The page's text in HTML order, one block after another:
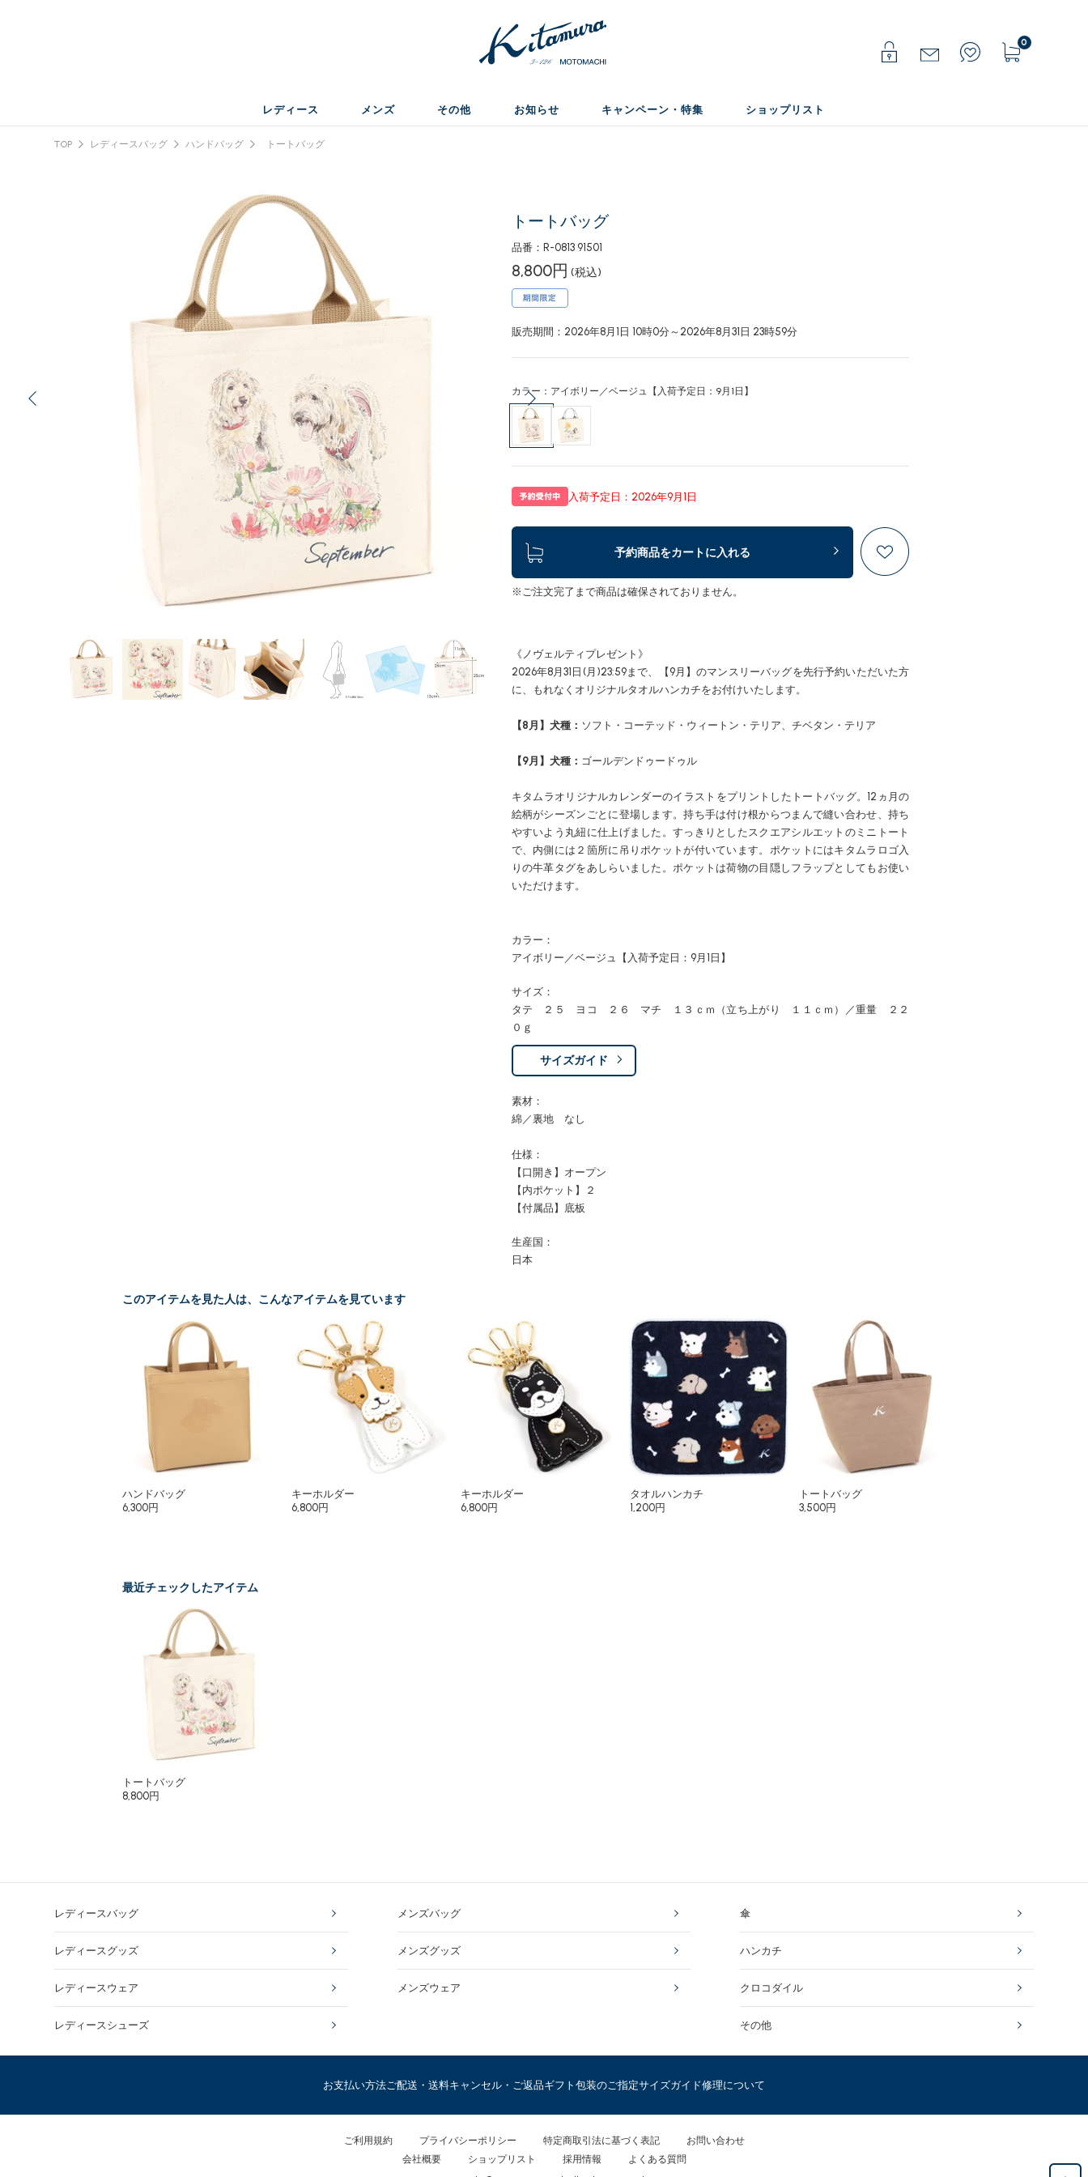
0
レディース メンズ その他 お知らせ キャンペーン・特集 ショップリスト
TOP レディースバッグ ハンドバッグ トートバッグ
トートバッグ
品番：R-0813 91501
8,800円 (税込)
販売期間：2026年8月1日 10時0分～2026年8月31日 23時59分
カラー：アイボリー／ベージュ【入荷予定日：9月1日】
入荷予定日：2026年9月1日
予約商品をカートに入れる
※ご注文完了まで商品は確保されておりません。
《ノヴェルティプレゼント》
2026年8月31日(月)23:59まで、【9月】のマンスリーバッグを先行予約いただいた方
に、もれなくオリジナルタオルハンカチをお付けいたします。
【8月】犬種： ソフト・コーテッド・ウィートン・テリア、チベタン・テリア
【9月】犬種： ゴールデンドゥードゥル
キタムラオリジナルカレンダーのイラストをプリントしたトートバッグ。12ヵ月の
絵柄がシーズンごとに登場します。持ち手は付け根からつまんで縫い合わせ、持ち
やすいよう丸紐に仕上げました。すっきりとしたスクエアシルエットのミニトート
で、内側には２箇所に吊りポケットが付いています。ポケットにはキタムラロゴ入
りの牛革タグをあしらいました。ポケットは荷物の目隠しフラップとしてもお使い
いただけます。
カラー：
アイボリー／ベージュ【入荷予定日：9月1日】
サイズ：
タテ ２５ ヨコ ２６ マチ １３ｃｍ（立ち上がり １１ｃｍ）／重量 ２２
０ｇ
サイズガイド
素材：
綿／裏地 なし
仕様：
【口開き】オープン
【内ポケット】２
【付属品】底板
生産国：
日本
このアイテムを見た人は、こんなアイテムを見ています
ハンドバッグ
6,300円
キーホルダー
6,800円
キーホルダー
6,800円
タオルハンカチ
1,200円
トートバッグ
3,500円
最近チェックしたアイテム
トートバッグ
8,800円
レディースバッグ
レディースグッズ
レディースウェア
レディースシューズ
メンズバッグ
メンズグッズ
メンズウェア
傘
ハンカチ
クロコダイル
その他
お支払い方法ご配送・送料キャンセル・ご返品ギフト包装のご指定サイズガイド修理について
ご利用規約 プライバシーポリシー 特定商取引法に基づく表記
お問い合わせ
会社概要
ショップリスト 採用情報 よくある質問